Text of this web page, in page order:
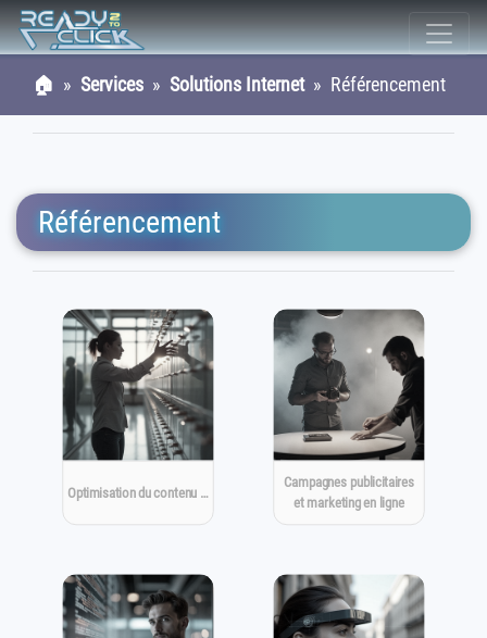
🏠 » Services » Solutions Internet» Référencement
Référencement
Optimisation du contenu …
Campagnes publicitaires
et marketing en ligne